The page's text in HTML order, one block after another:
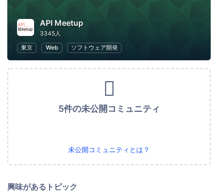
API Meetup
3345人
東京
Web ソフトウェア開発
5件の未公開コミュニティ
未公開コミュニティとは？
興味があるトピック